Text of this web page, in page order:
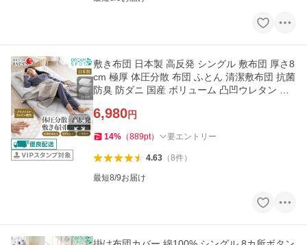
敷き布団 日本製 高反発 シングル 敷布団 厚さ8
cm 極厚 体圧分散 布団 ふとん 清潔敷布団 抗菌
防臭 防ダニ 国産 ボリューム 凸凹ウレタン 来
6,980円
14% （889pt） 要エントリー
4.63（8件）
最短8/9お届け